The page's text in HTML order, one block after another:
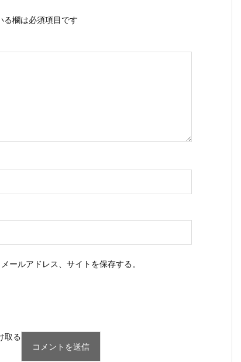
る欄は必須項目です
ールアドレス、サイトを保存する。
取る